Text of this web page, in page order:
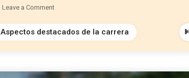
Leave a Comment
Aspectos destacados de la carrera